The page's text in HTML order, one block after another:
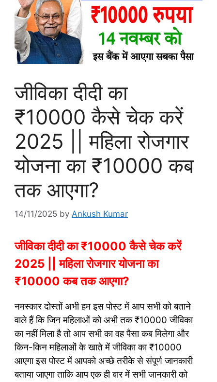
जीविका दीदी का
₹10000 कैसे चेक करें
2025 || महिला रोजगार
योजना का ₹10000 कब
तक आएगा?
14/11/2025 by Ankush Kumar
जीविका दीदी का ₹10000 कैसे चेक करें
2025 || महिला रोजगार योजना का
₹10000 कब तक आएगा?
नमस्कार दोस्तों अभी हम इस पोस्ट में आप सभी को बताने
वाले हैं कि जिन महिलाओं को अभी तक ₹10000 जीविका
का नहीं मिला है तो आप सभी का वह पैसा कब मिलेगा और
किन-किन महिलाओं के खाते में जीविका का ₹10000
आएगा इस पोस्ट में आपको अच्छे तरीके से संपूर्ण जानकारी
बताया जाएगा ताकि आप एक ही बार में सभी जानकारी को